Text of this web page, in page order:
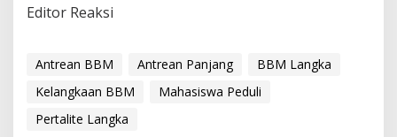
Editor Reaksi
Antrean BBM Antrean Panjang
BBM Langka
Kelangkaan BBM
Mahasiswa Peduli
Pertalite Langka